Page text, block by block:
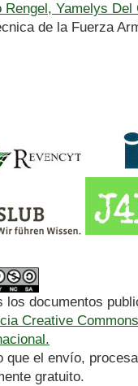
Rengel, Yamelys Del
de la Fuerza
los documentos
Creative
que el envío,
gratuito.